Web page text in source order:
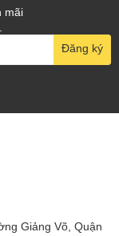
mãi
Đăng ký
Giảng Võ, Quận